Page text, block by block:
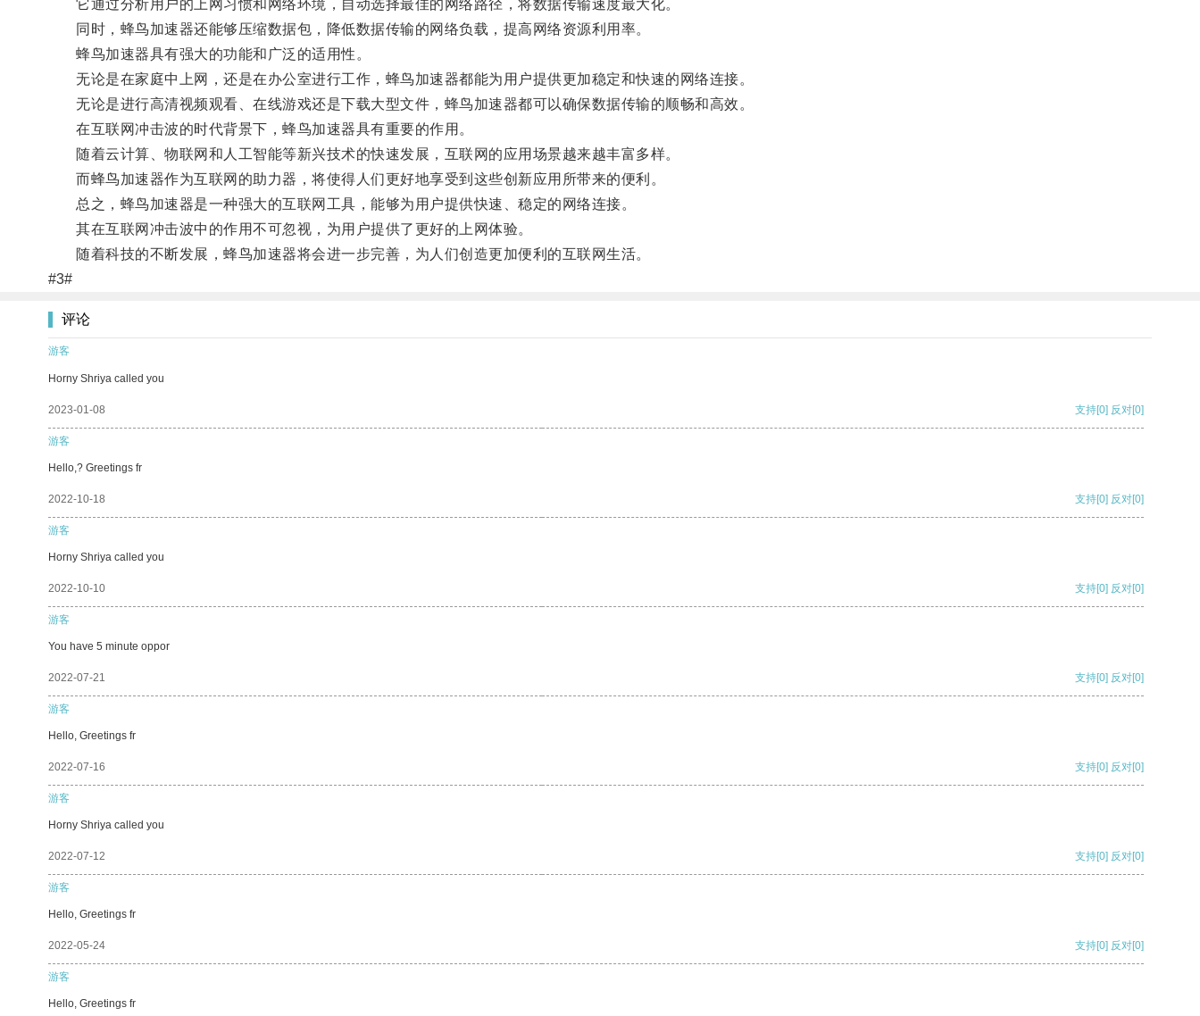
它通过分析用户的上网习惯和网络环境，自动选择最佳的网络路径，将数据传输速度最大化。
同时，蜂鸟加速器还能够压缩数据包，降低数据传输的网络负载，提高网络资源利用率。
蜂鸟加速器具有强大的功能和广泛的适用性。
无论是在家庭中上网，还是在办公室进行工作，蜂鸟加速器都能为用户提供更加稳定和快速的网络连接。
无论是进行高清视频观看、在线游戏还是下载大型文件，蜂鸟加速器都可以确保数据传输的顺畅和高效。
在互联网冲击波的时代背景下，蜂鸟加速器具有重要的作用。
随着云计算、物联网和人工智能等新兴技术的快速发展，互联网的应用场景越来越丰富多样。
而蜂鸟加速器作为互联网的助力器，将使得人们更好地享受到这些创新应用所带来的便利。
总之，蜂鸟加速器是一种强大的互联网工具，能够为用户提供快速、稳定的网络连接。
其在互联网冲击波中的作用不可忽视，为用户提供了更好的上网体验。
随着科技的不断发展，蜂鸟加速器将会进一步完善，为人们创造更加便利的互联网生活。
#3#
评论
游客
Horny Shriya called you
2023-01-08 支持[0] 反对[0]
游客
Hello,? Greetings fr
2022-10-18 支持[0] 反对[0]
游客
Horny Shriya called you
2022-10-10 支持[0] 反对[0]
游客
You have 5 minute oppor
2022-07-21 支持[0] 反对[0]
游客
Hello, Greetings fr
2022-07-16 支持[0] 反对[0]
游客
Horny Shriya called you
2022-07-12 支持[0] 反对[0]
游客
Hello, Greetings fr
2022-05-24 支持[0] 反对[0]
游客
Hello, Greetings fr